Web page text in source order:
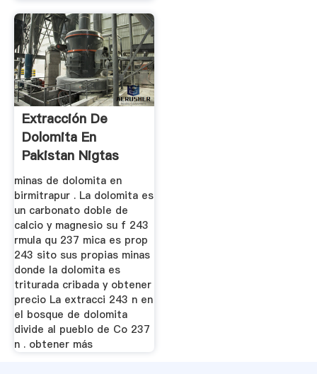
Extracción De
Dolomita En
Pakistan Nigtas
Carbonato De
Calcio
minas de dolomita en
birmitrapur . La dolomita es
un carbonato doble de
calcio y magnesio su f 243
rmula qu 237 mica es prop
243 sito sus propias minas
donde la dolomita es
triturada cribada y obtener
precio La extracci 243 n en
el bosque de dolomita
divide al pueblo de Co 237
n . obtener más